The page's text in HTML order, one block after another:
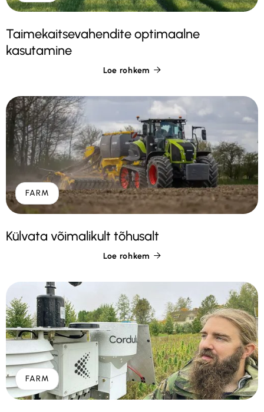
Taimekaitsevahendite optimaalne
kasutamine
Loe rohkem 
FARM
Külvata võimalikult tõhusalt
Loe rohkem 
FARM